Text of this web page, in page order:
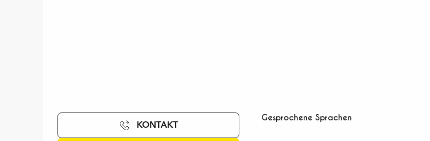
KONTAKT
Gesprochene Sprachen
Gesprochene Sprachen